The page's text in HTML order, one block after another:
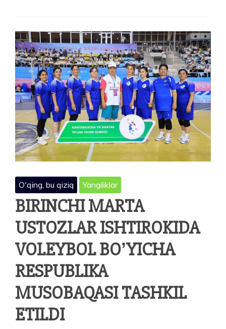
KUBOGI”
G‘OLIBLARI
ANIQLANDI!
O'qing, bu qiziq Yangiliklar
BIRINCHI MARTA
USTOZLAR ISHTIROKIDA
VOLEYBOL BOʼYICHA
RESPUBLIKA
MUSOBAQASI TASHKIL
ETILDI